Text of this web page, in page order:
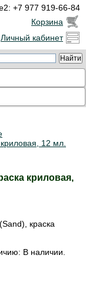
+7 977 919-66-84
Корзина
Личный кабинет
12 мл.
криловая,
краска
В наличии.